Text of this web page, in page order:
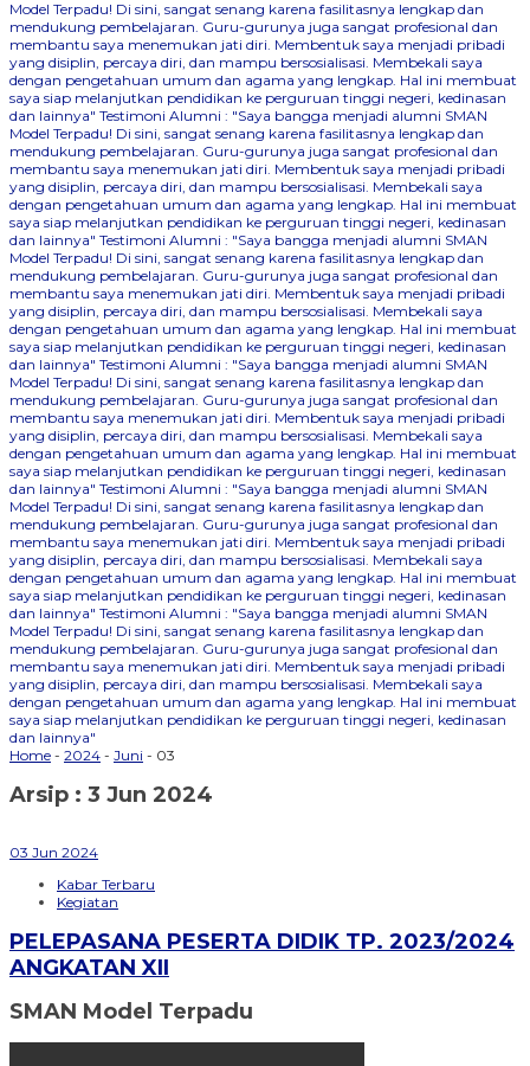
Model Terpadu! Di sini, sangat senang karena fasilitasnya lengkap dan
mendukung pembelajaran. Guru-gurunya juga sangat profesional dan
membantu saya menemukan jati diri. Membentuk saya menjadi pribadi
yang disiplin, percaya diri, dan mampu bersosialisasi. Membekali saya
dengan pengetahuan umum dan agama yang lengkap. Hal ini membuat
saya siap melanjutkan pendidikan ke perguruan tinggi negeri, kedinasan
dan lainnya" Testimoni Alumni : "Saya bangga menjadi alumni SMAN
Model Terpadu! Di sini, sangat senang karena fasilitasnya lengkap dan
mendukung pembelajaran. Guru-gurunya juga sangat profesional dan
membantu saya menemukan jati diri. Membentuk saya menjadi pribadi
yang disiplin, percaya diri, dan mampu bersosialisasi. Membekali saya
dengan pengetahuan umum dan agama yang lengkap. Hal ini membuat
saya siap melanjutkan pendidikan ke perguruan tinggi negeri, kedinasan
dan lainnya" Testimoni Alumni : "Saya bangga menjadi alumni SMAN
Model Terpadu! Di sini, sangat senang karena fasilitasnya lengkap dan
mendukung pembelajaran. Guru-gurunya juga sangat profesional dan
membantu saya menemukan jati diri. Membentuk saya menjadi pribadi
yang disiplin, percaya diri, dan mampu bersosialisasi. Membekali saya
dengan pengetahuan umum dan agama yang lengkap. Hal ini membuat
saya siap melanjutkan pendidikan ke perguruan tinggi negeri, kedinasan
dan lainnya" Testimoni Alumni : "Saya bangga menjadi alumni SMAN
Model Terpadu! Di sini, sangat senang karena fasilitasnya lengkap dan
mendukung pembelajaran. Guru-gurunya juga sangat profesional dan
membantu saya menemukan jati diri. Membentuk saya menjadi pribadi
yang disiplin, percaya diri, dan mampu bersosialisasi. Membekali saya
dengan pengetahuan umum dan agama yang lengkap. Hal ini membuat
saya siap melanjutkan pendidikan ke perguruan tinggi negeri, kedinasan
dan lainnya" Testimoni Alumni : "Saya bangga menjadi alumni SMAN
Model Terpadu! Di sini, sangat senang karena fasilitasnya lengkap dan
mendukung pembelajaran. Guru-gurunya juga sangat profesional dan
membantu saya menemukan jati diri. Membentuk saya menjadi pribadi
yang disiplin, percaya diri, dan mampu bersosialisasi. Membekali saya
dengan pengetahuan umum dan agama yang lengkap. Hal ini membuat
saya siap melanjutkan pendidikan ke perguruan tinggi negeri, kedinasan
dan lainnya" Testimoni Alumni : "Saya bangga menjadi alumni SMAN
Model Terpadu! Di sini, sangat senang karena fasilitasnya lengkap dan
mendukung pembelajaran. Guru-gurunya juga sangat profesional dan
membantu saya menemukan jati diri. Membentuk saya menjadi pribadi
yang disiplin, percaya diri, dan mampu bersosialisasi. Membekali saya
dengan pengetahuan umum dan agama yang lengkap. Hal ini membuat
saya siap melanjutkan pendidikan ke perguruan tinggi negeri, kedinasan
dan lainnya"
Home - 2024 - Juni - 03
Arsip : 3 Jun 2024
03 Jun 2024
Kabar Terbaru
Kegiatan
PELEPASANA PESERTA DIDIK TP. 2023/2024
ANGKATAN XII
SMAN Model Terpadu